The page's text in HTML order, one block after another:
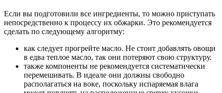
Если вы подготовили все ингредиенты, то можно приступать
непосредственно к процессу их обжарки. Это рекомендуется
сделать по следующему алгоритму:
как следует прогрейте масло. Не стоит добавлять овощи
в едва теплое масло, так они потеряют свою структуру.
также компоненты не рекомендуется систематически
перемешивать. В идеале они должны свободно
располагаться на воке, поскольку испаряемая влага